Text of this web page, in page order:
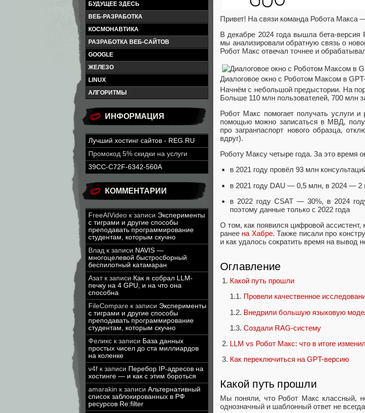
БУДУЩЕЕ ЗДЕСЬ
ВЕБ-РАЗРАБОТКА
КОСМОНАВТИКА
РАЗРАБОТКА ВЕБ-САЙТОВ
GOOGLE
ЖЕЛЕЗО
LINUX
АЛГОРИТМЫ
ИНФОРМАЦИЯ
Лучший хостинг сайтов - REG.RU
Промокод 5% скидки на услуги
39CC-C72F-6342-560A
КОММЕНТАРИИ
FreeAIVideo к записи Эксперименты
с тиграми и другие способы
преподавать программирование
студентам, которым скучно
Влад к записи NAVIS —
многоцелевой быстросборный
беспилотный катамаран
Азатк записи Как я собрал LLM-
печку на 4 GPU, и на что она
способна
FileCompare к записи Эксперименты
с тиграми и другие способы
преподавать программирование
студентам, которым скучно
Феликс к записи База данных
простых чисел до ста миллиардов
на коленке
v4f к записи Перебор IP-адресов на
хостинге — и как с этим бороться
amarakin к записи Альтернативный
список заблокированных в РФ
ресурсов Re:filter
Привет! На связи команда Робота Макса
В декабре 2024 года вышла бета-версия
мы анализировали обратную связь о
Робот Макс отвечал точнее и
Диалоговое окно с Роботом Максом в
Начнём с небольшой предыстории. На
Больше 110 млн пользователей, 700 млн
Робот Макс помогает получать услуги
помощью можно записаться в МВД,
про загранпаспорт нового образца,
вдруг).
Роботу Максу четыре года. За это время
в 2021 году провёл 93 млн
в 2021 году DAU — 0,5 млн, в 2024 — 2
в 2022 году CSAT — 30%, в 2024
поэтому данные только с 2022 года
О том, как появился цифровой ассистент,
ранее на Хабре. Также писали про
и как удалось сократить время на вывод
Оглавление
Какой путь прошли
1.1. Провели качественное
1.2. Внедрили большую языковую
1.3. Создали RAG-систему
LLM vs Робот Макс: что в итоге
Как переключиться на GPT-версию
Какой путь прошли
Мы поняли, что Робот Макс классный,
однозначный и шаблонный ответ не